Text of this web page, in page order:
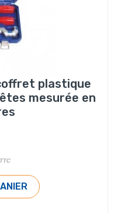
plastique
mesurée en
TTC